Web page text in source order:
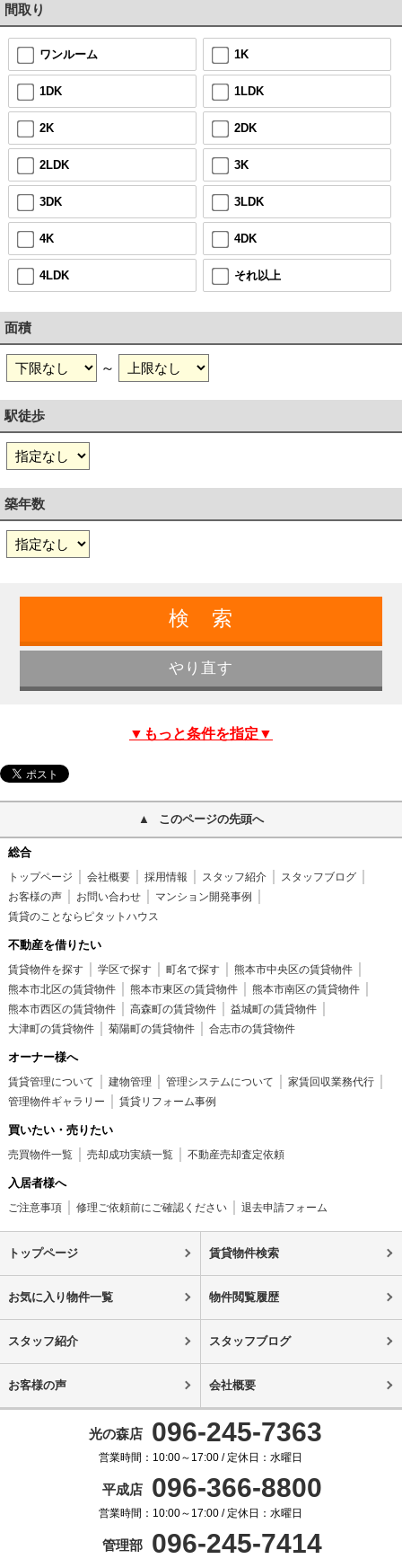
間取り
ワンルーム 1K
1DK 1LDK
2K 2DK
2LDK 3K
3DK 3LDK
4K 4DK
4LDK それ以上
面積
～
駅徒歩
築年数
▼もっと条件を指定▼
このページの先頭へ
総合
トップページ 会社概要 採用情報 スタッフ紹介
スタッフブログ
お客様の声
お問い合わせ
マンション開発事例
賃貸のことならピタットハウス
不動産を借りたい
賃貸物件を探す 学区で探す 町名で探す
熊本市中央区の賃貸物件
熊本市北区の賃貸物件
熊本市東区の賃貸物件
熊本市南区の賃貸物件
熊本市西区の賃貸物件
高森町の賃貸物件
益城町の賃貸物件
大津町の賃貸物件
菊陽町の賃貸物件 合志市の賃貸物件
オーナー様へ
賃貸管理について 建物管理 管理システムについて
家賃回収業務代行
管理物件ギャラリー
賃貸リフォーム事例
買いたい・売りたい
売買物件一覧 売却成功実績一覧 不動産売却査定依頼
入居者様へ
ご注意事項 修理ご依頼前にご確認ください 退去申請フォーム
トップページ 賃貸物件検索
お気に入り物件一覧 物件閲覧履歴
スタッフ紹介 スタッフブログ
お客様の声 会社概要
光の森店 096-245-7363
営業時間：10:00～17:00 / 定休日：水曜日
平成店 096-366-8800
営業時間：10:00～17:00 / 定休日：水曜日
管理部 096-245-7414